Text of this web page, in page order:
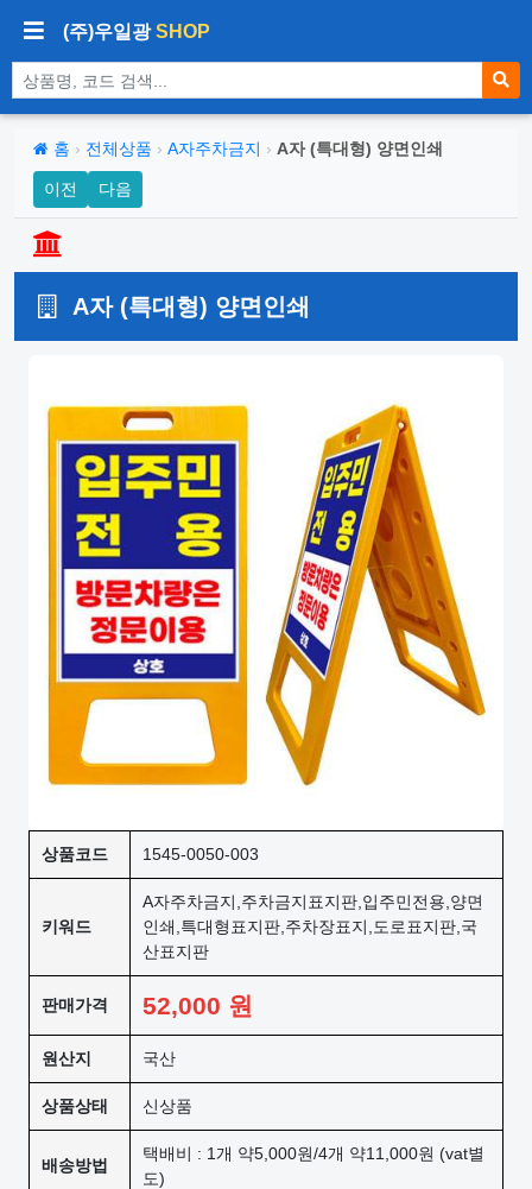
(주)우일광SHOP
상품 검색
홈 › 전체상품 › A자주차금지 › A자 (특대형) 양면인쇄
이전 다음
A자 (특대형) 양면인쇄
상품코드 1545-0050-003
키워드
A자주차금지,주차금지표지판,입주민전용,양면
인쇄,특대형표지판,주차장표지,도로표지판,국
산표지판
판매가격 52,000 원
원산지 국산
상품상태 신상품
배송방법
택배비 : 1개 약5,000원/4개 약11,000원 (vat별
도)